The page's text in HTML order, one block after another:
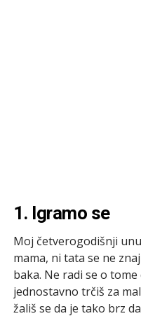
1. Igramo se
Moj četverogodišnji
mama, ni tata se ne
baka. Ne radi se o
jednostavno trčiš za
žališ se da je tako brz